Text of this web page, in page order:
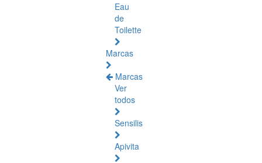
Eau
de
Toilette
Marcas
Marcas
Ver
todos
Sensilis
Apivita